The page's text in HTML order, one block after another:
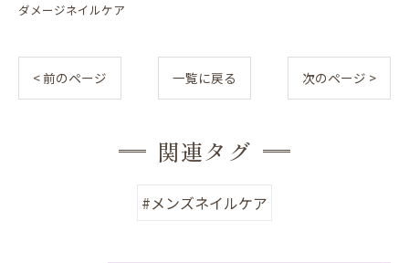
ダメージネイルケア
< 前のページ 一覧に戻る 次のページ >
関連タグ
#メンズネイルケア